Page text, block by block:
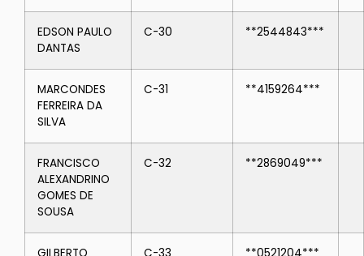
EDSON PAULO
DANTAS
C-30 **2544843***
MARCONDES
FERREIRA DA
SILVA
C-31 **4159264***
FRANCISCO
ALEXANDRINO
GOMES DE
SOUSA
C-32 **2869049***